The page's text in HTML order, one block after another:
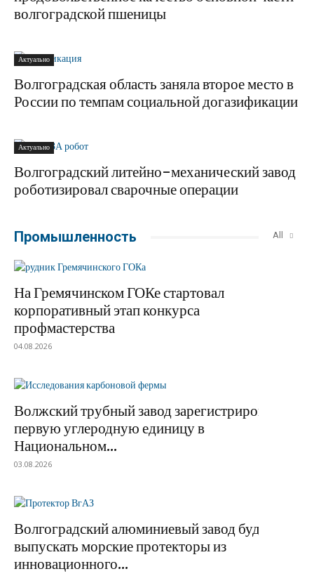
волгоградской пшеницы
Актуально
Волгоградская область заняла второе место в
России по темпам социальной догазификации
Актуально
Волгоградский литейно-механический завод
роботизировал сварочные операции
Промышленность All
На Гремячинском ГОКе стартовал
корпоративный этап конкурса
профмастерства
04.08.2026
Волжский трубный завод зарегистрировал
первую углеродную единицу в
Национальном...
03.08.2026
Волгоградский алюминиевый завод будет
выпускать морские протекторы из
инновационного...